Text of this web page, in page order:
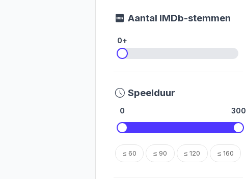
Aantal IMDb-stemmen
0+
Speelduur
0 300
≤ 60 ≤ 90 ≤ 120 ≤ 160